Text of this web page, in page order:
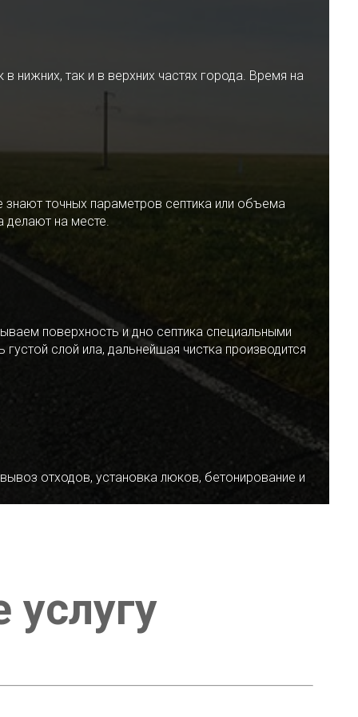
так и в верхних частях города. Время на
точных параметров септика или объема
делают на месте.
поверхность и дно септика специальными
слой ила, дальнейшая чистка производится
отходов, установка люков, бетонирование и
услугу